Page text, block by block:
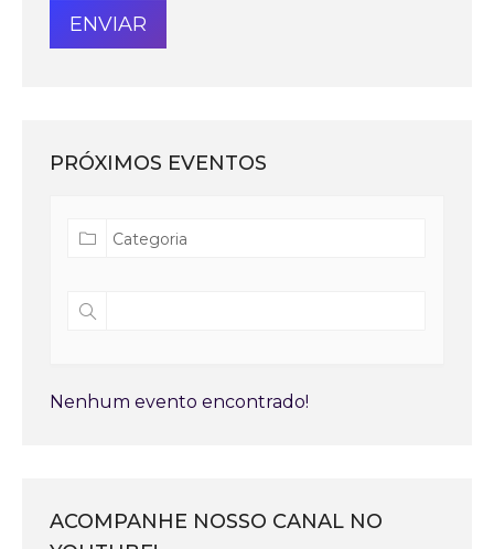
PRÓXIMOS EVENTOS
Nenhum evento encontrado!
ACOMPANHE NOSSO CANAL NO